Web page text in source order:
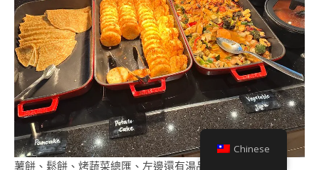
薯餅、鬆餅、烤蔬菜總匯、左邊還有湯品
Chinese